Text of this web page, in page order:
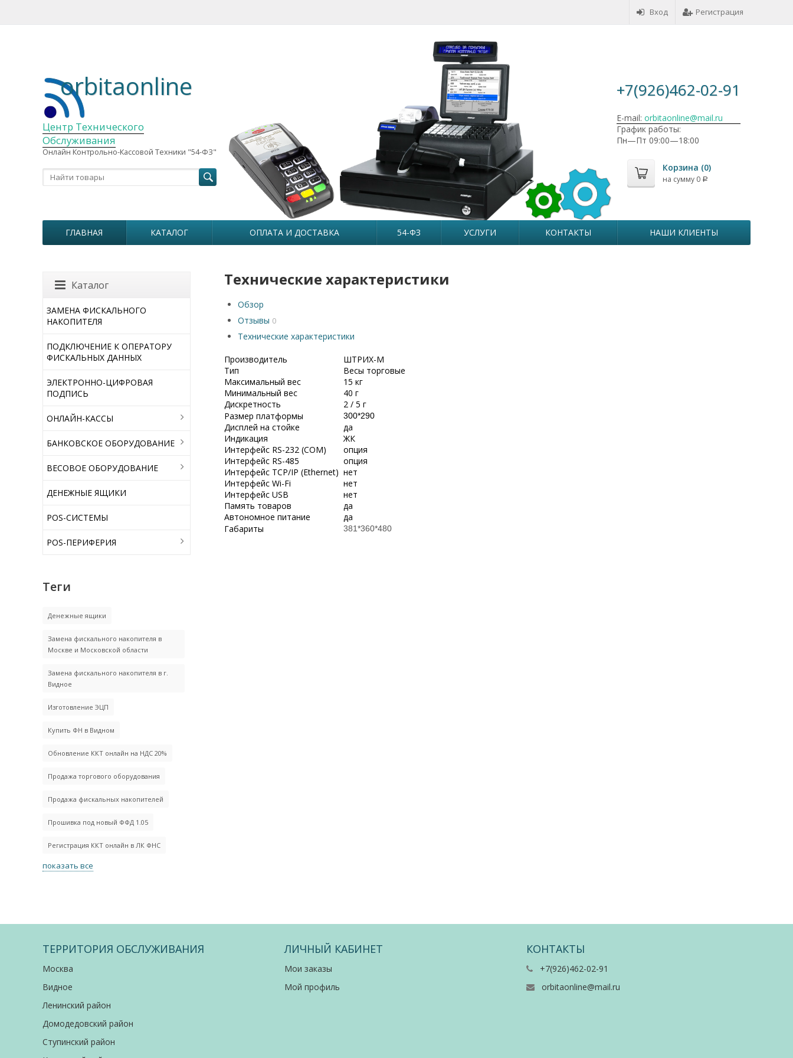
Вход Регистрация
Центр Технического
Обслуживания
Онлайн Контрольно-Кассовой Техники "54-ФЗ"
orbitaonline +7(926)462-02-91
E-mail: orbitaonline@mail.ru
График работы:
Пн—Пт 09:00—18:00
Корзина (0)
на сумму 0 Р
ГЛАВНАЯ КАТАЛОГ ОПЛАТА И ДОСТАВКА 54-ФЗ УСЛУГИ КОНТАКТЫ НАШИ КЛИЕНТЫ
Технические характеристики
Обзор
Отзывы 0
Технические характеристики
Производитель
ШТРИХ-М
Тип
Весы торговые
Максимальный вес
15 кг
Минимальный вес
40 г
Дискретность
2 / 5 г
Размер платформы
300*290
Дисплей на стойке
да
Индикация
ЖК
Интерфейс RS-232 (COM)
опция
Интерфейс RS-485
опция
Интерфейс TCP/IP (Ethernet) нет
Интерфейс Wi-Fi
нет
Интерфейс USB
нет
Память товаров
да
Автономное питание
да
Габариты
381*360*480
Каталог
ЗАМЕНА ФИСКАЛЬНОГО
НАКОПИТЕЛЯ
ПОДКЛЮЧЕНИЕ К ОПЕРАТОРУ
ФИСКАЛЬНЫХ ДАННЫХ
ЭЛЕКТРОННО-ЦИФРОВАЯ
ПОДПИСЬ
ОНЛАЙН-КАССЫ
БАНКОВСКОЕ ОБОРУДОВАНИЕ
ВЕСОВОЕ ОБОРУДОВАНИЕ
ДЕНЕЖНЫЕ ЯЩИКИ
POS-СИСТЕМЫ
POS-ПЕРИФЕРИЯ
Теги
Денежные ящики
Замена фискального накопителя в
Москве и Московской области
Замена фискального накопителя в г.
Видное
Изготовление ЭЦП
Купить ФН в Видном
Обновление ККТ онлайн на НДС 20%
Продажа торгового оборудования
Продажа фискальных накопителей
Прошивка под новый ФФД 1.05
Регистрация ККТ онлайн в ЛК ФНС
показать все
ТЕРРИТОРИЯ ОБСЛУЖИВАНИЯ
Москва
Видное
Ленинский район
Домодедовский район
Ступинский район
ЛИЧНЫЙ КАБИНЕТ
Мои заказы
Мой профиль
КОНТАКТЫ
+7(926)462-02-91
orbitaonline@mail.ru